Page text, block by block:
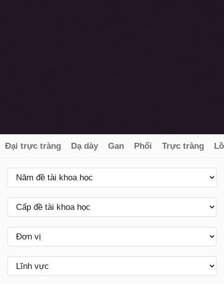
Đại trực tràng Dạ dày Gan Phổi Trực tràng